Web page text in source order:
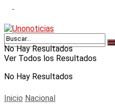
No Hay Resultados
No Hay Resultados
Ver Todos los Resultados
Inicio Nacional